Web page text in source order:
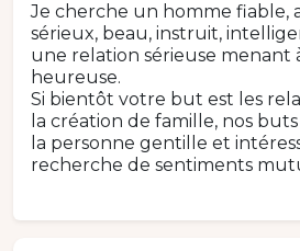
Je cherche un homme fiable,
sérieux, beau, instruit,
une relation sérieuse menant
heureuse.
Si bientôt votre but est les
la création de famille, nos
la personne gentille et
recherche de sentiments